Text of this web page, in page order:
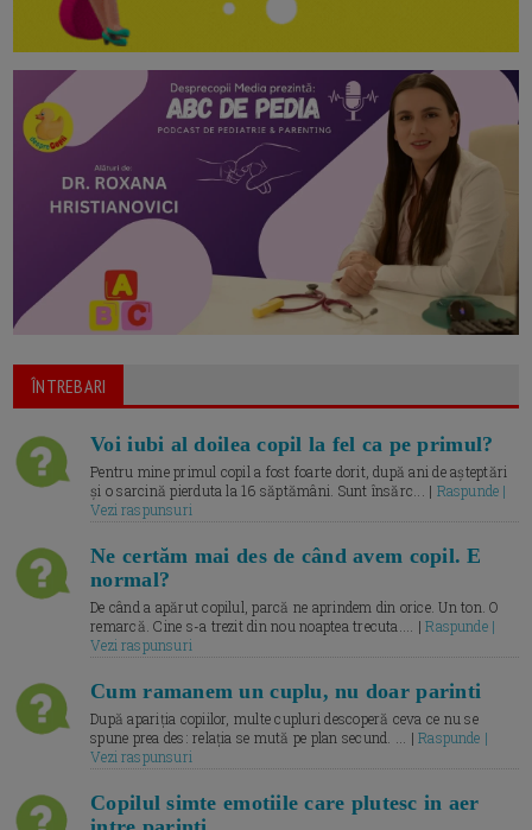
ÎNTREBARI
Voi iubi al doilea copil la fel ca pe primul?
Pentru mine primul copil a fost foarte dorit, după ani de așteptări
și o sarcină pierduta la 16 săptămâni. Sunt însărc... | Raspunde |
Vezi raspunsuri
Ne certăm mai des de când avem copil. E
normal?
De când a apărut copilul, parcă ne aprindem din orice. Un ton. O
remarcă. Cine s-a trezit din nou noaptea trecuta.... |Raspunde |
Vezi raspunsuri
Cum ramanem un cuplu, nu doar parinti
După apariția copiilor, multe cupluri descoperă ceva ce nu se
spune prea des: relația se mută pe plan secund. ... |Raspunde |
Vezi raspunsuri
Copilul simte emotiile care plutesc in aer